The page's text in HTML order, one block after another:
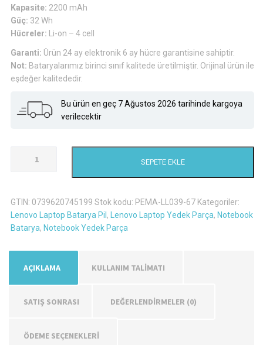
Kapasite: 2200 mAh
Güç: 32 Wh
Hücreler:
Li-on – 4 cell
Garanti: Ürün 24 ay elektronik 6 ay hücre garantisine sahiptir.
Not: Bataryalarımız birinci sınıf kalitede üretilmiştir. Orijinal ürün ile
eşdeğer kalitededir.
Bu ürün en geç 7 Ağustos 2026 tarihinde kargoya
verilecektir
Ideapad
Batarya
Pil
adet
SEPETE EKLE
GTIN: 0739620745199 Stok kodu: PEMA-LL039-67 Kategoriler:
Lenovo Laptop Batarya Pil , Lenovo Laptop Yedek Parça, Notebook
Batarya, Notebook Yedek Parça
AÇIKLAMA KULLANIM TALİMATI
SATIŞ SONRASI DEĞERLENDIRMELER (0)
ÖDEME SEÇENEKLERİ